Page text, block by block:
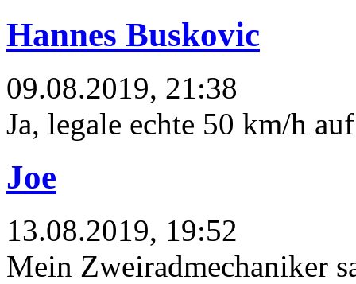
Hannes Buskovic
09.08.2019, 21:38
Ja, legale echte 50 km/h
Joe
13.08.2019, 19:52
Mein Zweiradmechaniker